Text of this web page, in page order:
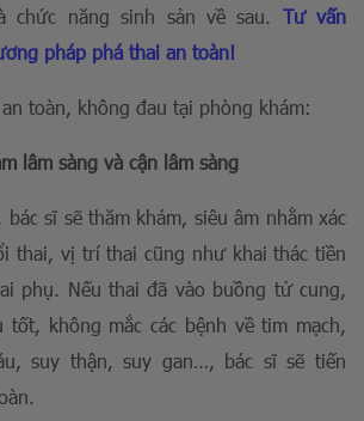
chức năng sinh sản về sau. Tư vấn
pháp phá thai an toàn!
toàn, không đau tại phòng khám:
lâm sàng và cận lâm sàng
sĩ sẽ thăm khám, siêu âm nhằm xác
thai, vị trí thai cũng như khai thác tiền
phụ. Nếu thai đã vào buồng tử cung,
tốt, không mắc các bệnh về tim mạch,
suy thận, suy gan…, bác sĩ sẽ tiến